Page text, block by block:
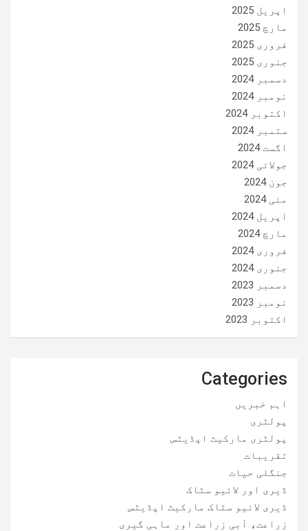
اپریل 2025
مارچ 2025
فروری 2025
جنوری 2025
دسمبر 2024
نومبر 2024
اکتوبر 2024
ستمبر 2024
اگست 2024
جولائی 2024
جون 2024
مئی 2024
اپریل 2024
مارچ 2024
فروری 2024
جنوری 2024
دسمبر 2023
نومبر 2023
اکتوبر 2023
Categories
اہم خبریں
پولٹری
پولٹری مارکیٹ اپڈیٹس
تقریبات
جنگلی حیات
ڈیری اور لائیو سٹاک
ڈیری لائیو سٹاک مارکیٹ اپڈیٹس
زراعت، آبی زراعت اور ماہی گیری